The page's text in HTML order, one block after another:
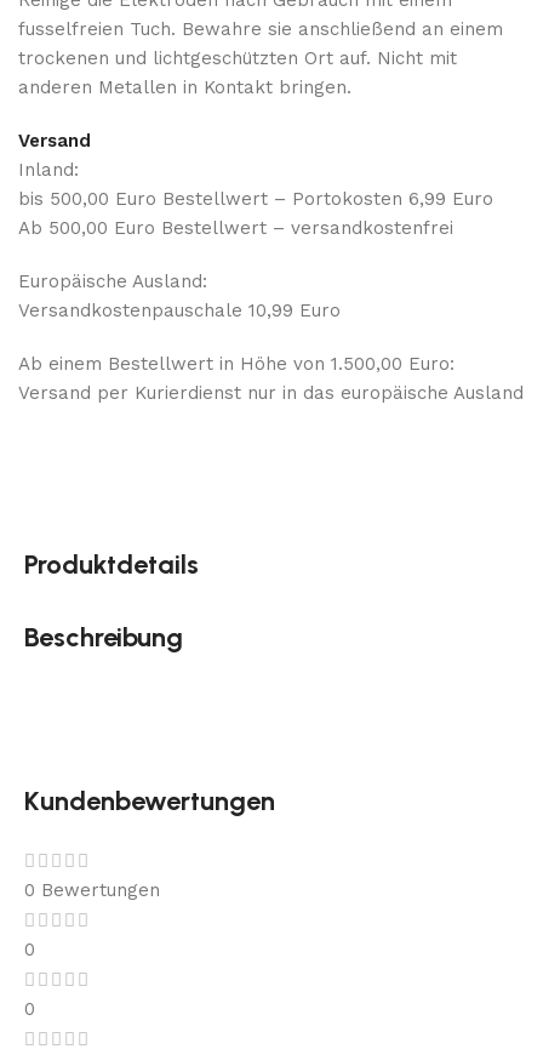
fusselfreien Tuch. Bewahre sie anschließend an einem
trockenen und lichtgeschützten Ort auf. Nicht mit
anderen Metallen in Kontakt bringen.
Versand
Inland:
bis 500,00 Euro Bestellwert – Portokosten 6,99 Euro
Ab 500,00 Euro Bestellwert – versandkostenfrei
Europäische Ausland:
Versandkostenpauschale 10,99 Euro
Ab einem Bestellwert in Höhe von 1.500,00 Euro:
Versand per Kurierdienst nur in das europäische Ausland
Produktdetails
Beschreibung
Kundenbewertungen
0 Bewertungen
0
0